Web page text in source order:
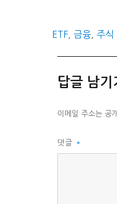
카
리
ETF, 금융, 주식
답글 남기
이메일 주소는 공
댓글 *